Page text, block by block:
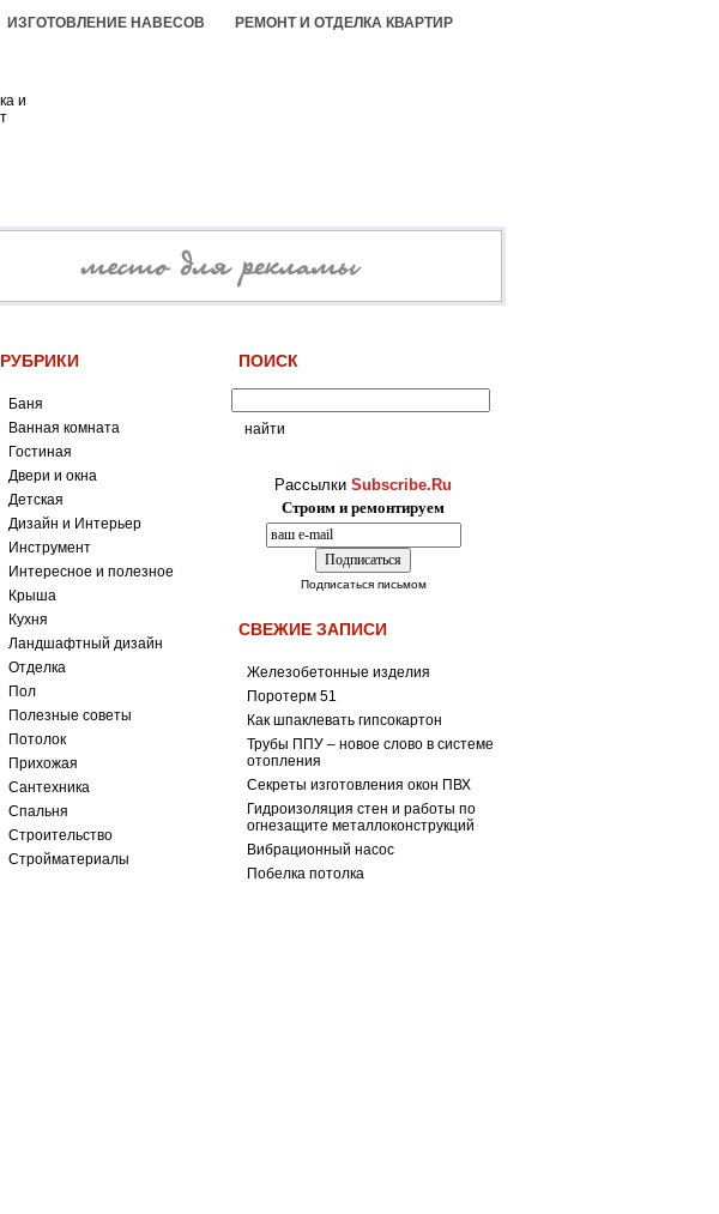
ИЗГОТОВЛЕНИЕ НАВЕСОВ
РЕМОНТ И ОТДЕЛКА КВАРТИР
РУБРИКИ
Баня
Ванная комната
Гостиная
Двери и окна
Детская
Дизайн и Интерьер
Инструмент
Интересное и полезное
Крыша
Кухня
Ландшафтный дизайн
Отделка
Пол
Полезные советы
Потолок
Прихожая
Сантехника
Спальня
Строительство
Стройматериалы
ПОИСК
Рассылки Subscribe.Ru
Строим и ремонтируем
Подписаться письмом
СВЕЖИЕ ЗАПИСИ
Железобетонные изделия
Поротерм 51
Как шпаклевать гипсокартон
Трубы ППУ – новое слово в системе
отопления
Секреты изготовления окон ПВХ
Гидроизоляция стен и работы по
огнезащите металлоконструкций
Вибрационный насос
Побелка потолка